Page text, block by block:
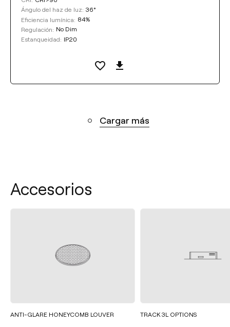
Ángulo del haz de luz: 36°
Eficiencia lumínica: 84%
Regulación: No Dim
Estanqueidad: IP20
Cargar más
Accesorios
ANTI-GLARE HONEYCOMB LOUVER TRACK 3L OPTIONS